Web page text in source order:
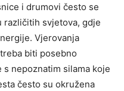
i drumovi često se
različitih svjetova, gdje
Vjerovanja
biti posebno
nepoznatim silama koje
često su okružena